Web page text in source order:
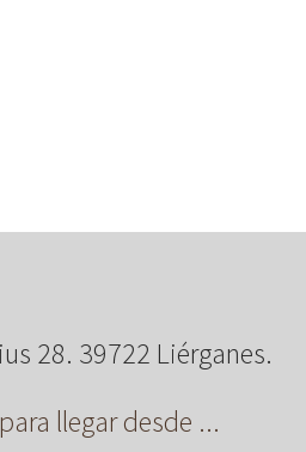
28. 39722 Liérganes.
llegar desde ...